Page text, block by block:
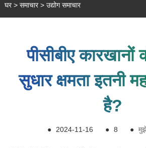
घर > समाचार> उद्योग समाचार
पीसीबीए कारखानों
सुधार क्षमता इतनी
है?
● 2024-11-16 ● 8 ●